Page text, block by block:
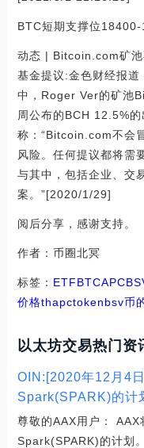
BTC短期支撑位
动态 | Bitcoin.com矿
基金提议:金色财经报
中，Roger Ver的矿池
周公布的BCH 12.5%
称：“Bitcoin.com不会
风险。任何提议都将需
与其中，包括企业、交
案。”[2020/1/29]
阅后分享，感谢支持。
作者：币圈北冥
标签： ETFBTCAPC
价格thapctokenbsv币
以太坊交易热门资
OIN:[2020年12月4
Spark(SPARK)的计
尊敬的AAX用户：
Spark(SPARK)的计划